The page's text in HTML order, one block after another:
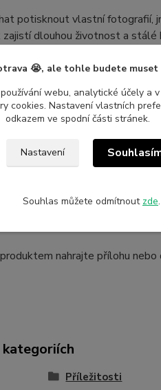
potisknout vlastní fotografií,
dlouhou životnost a stálé
je vč. potisku.
potisku:
nahrajte přílohu
kategoriích
Příležitosti
😭, ale tohle budete
webu, analytické účely a
cookies. Nastavení vlastních
odkazem ve spodní části stránek.
Nastavení
Souhlas můžete odmítnout zde.